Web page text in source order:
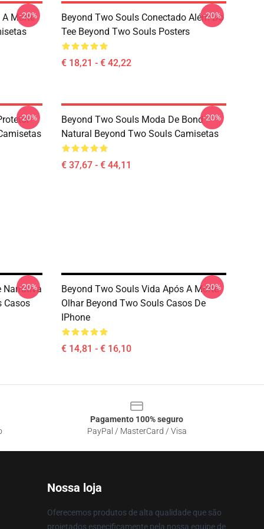
Morte
-20%
Beyond Two Souls Conectado Além Do
Tee Beyond Two Souls Posters
€ 18,21 - € 42,22
-20%
-20%
Beyond Two Souls Moda De Bond
Natural Beyond Two Souls Camisetas
€ 37,67 - € 44,11
-20%
Narrativa
Casos
-20%
Beyond Two Souls Vida Após A Morte
Olhar Beyond Two Souls Casos De
IPhone
€ 14,81 - € 16,10
-20%
Pagamento 100% seguro
PayPal / MasterCard / Visa
Nossa loja
Oferecemos produtos de alta qualidade que são
projetados especificamente pela nossa equipe de